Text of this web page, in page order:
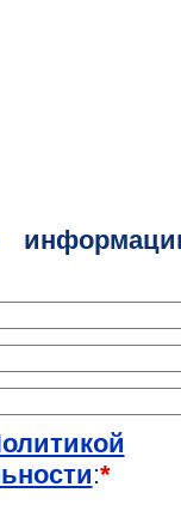
:*